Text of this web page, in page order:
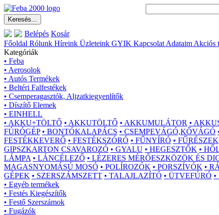
Belépés Kosár
Főoldal Rólunk Híreink Üzleteink GYIK Kapcsolat Adataim Akciós
Kategóriák
• Feba
• Aerosolok
• Autós Termékek
• Beltéri Falfestékek
• Csemperagasztók, Aljzatkiegyenlítők
• Díszítő Elemek
• EINHELL
• AKKU+TÖLTŐ • AKKUTÖLTŐ • AKKUMULÁTOR •
FÚRÓGÉP • BONTÓKALAPÁCS • CSEMPEVÁGÓ,KŐVÁGÓ
FESTÉKKEVERŐ • FESTÉKSZÓRÓ • FŰNYÍRÓ • FŰRÉSZEK
GIPSZKARTON CSAVAROZÓ • GYALU • HEGESZTŐK •
LÁMPA • LÁNCÉLEZŐ • LÉZERES MÉRŐESZKÖZÖK ÉS
MAGASNYOMÁSÚ MOSÓ • POLÍROZÓK • PORSZÍVÓK •
GÉPEK • SZERSZÁMSZETT • TALAJLAZÍTÓ • ÜTVEFÚRÓ
• Egyéb termékek
• Festés Kiegészítők
• Festő Szerszámok
• Fugázók